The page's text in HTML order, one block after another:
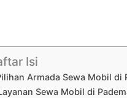
Isi
Armada Sewa Mobil di
Sewa Mobil di